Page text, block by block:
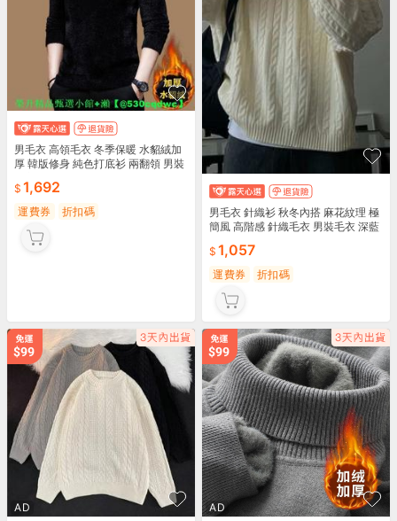
男毛衣 高領毛衣 冬季保暖 水貂絨加
厚 韓版修身 純色打底衫 兩翻領 男裝
1,692
運費券 折扣碼
男毛衣 針織衫 秋冬內搭 麻花紋理 極
簡風 高階感 針織毛衣 男裝毛衣 深藍
1,057
運費券 折扣碼
AD AD